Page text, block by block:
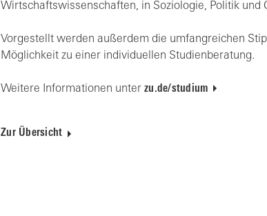
Wirtschaftswissenschaften, in Soziologie, Politik
Vorgestellt werden außerdem die umfangreichen
Möglichkeit zu einer individuellen Studienberatung.
Weitere Informationen unter zu.de/studium
Zur Übersicht